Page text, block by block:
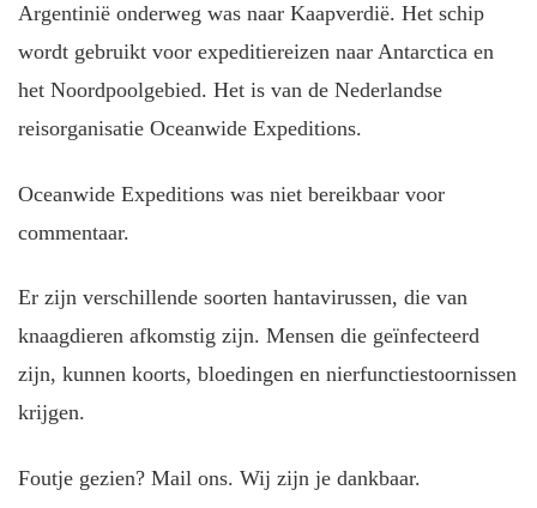
Argentinië onderweg was naar Kaapverdië. Het schip
wordt gebruikt voor expeditiereizen naar Antarctica en
het Noordpoolgebied. Het is van de Nederlandse
reisorganisatie Oceanwide Expeditions.
Oceanwide Expeditions was niet bereikbaar voor
commentaar.
Er zijn verschillende soorten hantavirussen, die van
knaagdieren afkomstig zijn. Mensen die geïnfecteerd
zijn, kunnen koorts, bloedingen en nierfunctiestoornissen
krijgen.
Foutje gezien? Mail ons. Wij zijn je dankbaar.